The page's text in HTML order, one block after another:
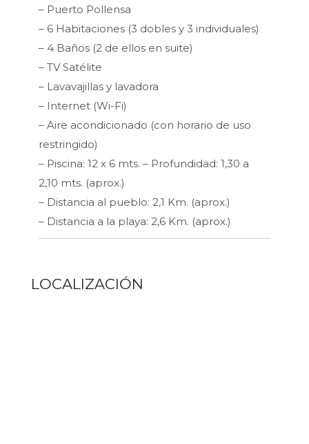
– Puerto Pollensa
– 6 Habitaciones (3 dobles y 3 individuales)
– 4 Baños (2 de ellos en suite)
– TV Satélite
– Lavavajillas y lavadora
– Internet (Wi-Fi)
– Aire acondicionado (con horario de uso
restringido)
– Piscina: 12 x 6 mts. – Profundidad: 1,30 a
2,10 mts. (aprox.)
– Distancia al pueblo: 2,1 Km. (aprox.)
– Distancia a la playa: 2,6 Km. (aprox.)
LOCALIZACIÓN